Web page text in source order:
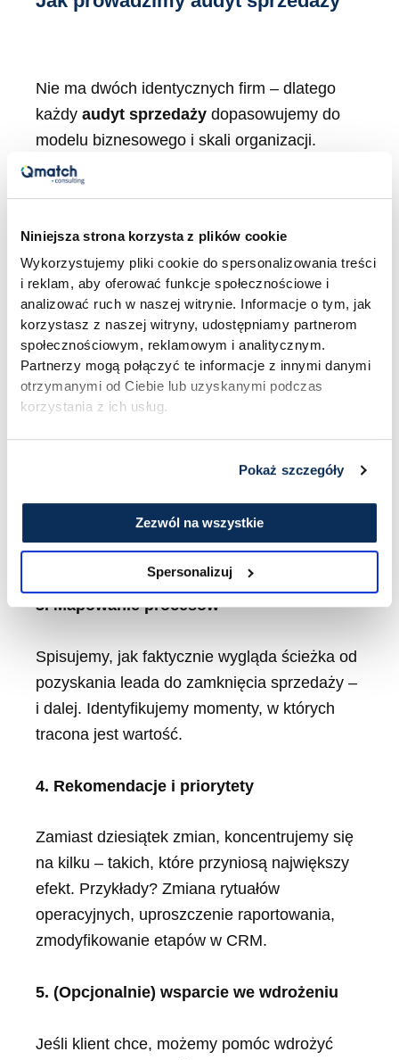
Niniejsza strona korzysta z plików cookie
Wykorzystujemy pliki cookie do spersonalizowania treści
i reklam, aby oferować funkcje społecznościowe i
analizować ruch w naszej witrynie. Informacje o tym, jak
korzystasz z naszej witryny, udostępniamy partnerom
społecznościowym, reklamowym i analitycznym.
Partnerzy mogą połączyć te informacje z innymi danymi
otrzymanymi od Ciebie lub uzyskanymi podczas
korzystania z ich usług.
Pokaż szczegóły
Zezwól na wszystkie
Spersonalizuj
Nie ma dwóch identycznych firm – dlatego
każdy audyt sprzedaży dopasowujemy do
modelu biznesowego i skali organizacji.
Mamy jednak sprawdzoną strukturę działania:
Zaczynamy od przeglądu danych: CRM,
raportów, lejków, budżetów, dashboardów.
Już na tym etapie często wychodzą na jaw
kluczowe blokery.
2. Rozmowy z zespołem
handlowcami, marketingiem czy obsługą
klienta. Dzięki temu zbieramy różne
perspektywy i identyfikujemy luki w
komunikacji.
3. Mapowanie procesów
Spisujemy, jak faktycznie wygląda ścieżka od
pozyskania leada do zamknięcia sprzedaży –
i dalej. Identyfikujemy momenty, w których
tracona jest wartość.
4. Rekomendacje i priorytety
Zamiast dziesiątek zmian, koncentrujemy się
na kilku – takich, które przyniosą największy
efekt. Przykłady? Zmiana rytuałów
operacyjnych, uproszczenie raportowania,
zmodyfikowanie etapów w CRM.
5. (Opcjonalnie) wsparcie we wdrożeniu
Jeśli klient chce, możemy pomóc wdrożyć